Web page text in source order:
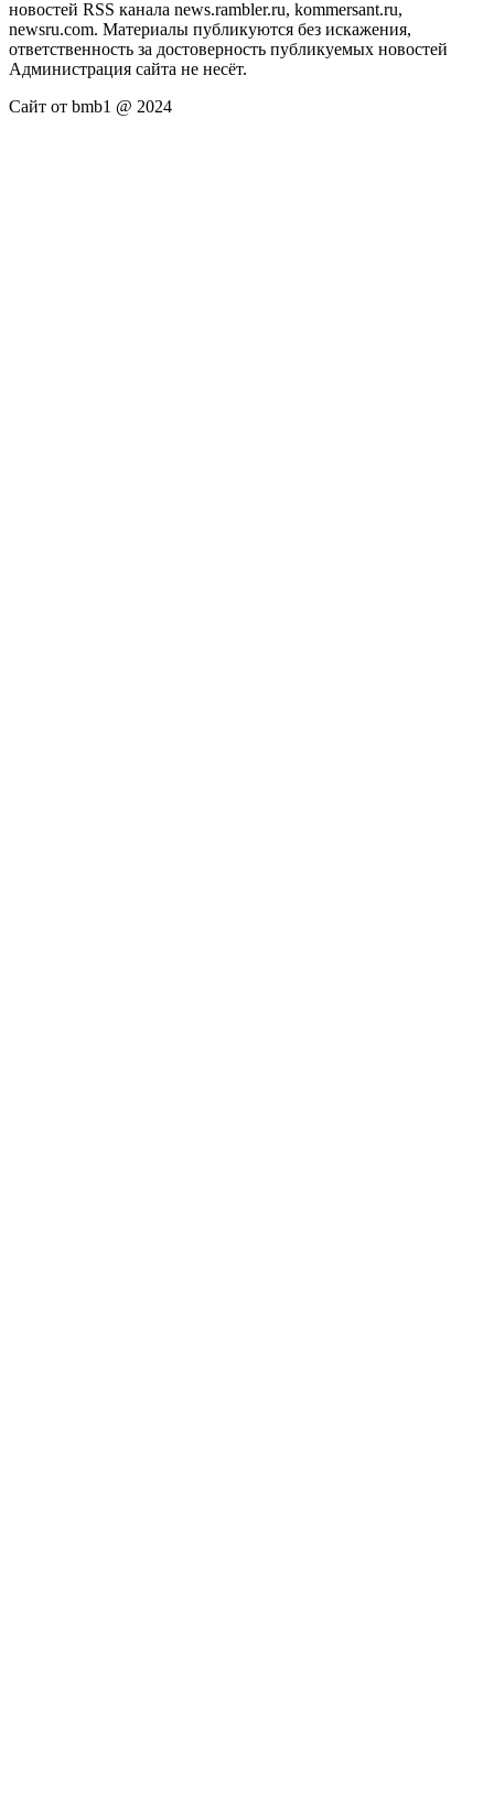
новостей RSS канала news.rambler.ru, kommersant.ru,
newsru.com. Материалы публикуются без искажения,
ответственность за достоверность публикуемых новостей
Администрация сайта не несёт.
Сайт от bmb1 @ 2024